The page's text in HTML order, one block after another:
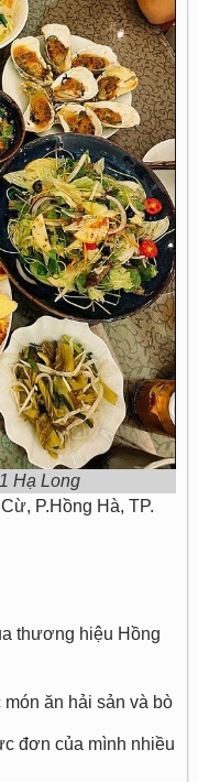
Hạ Long
P.Hồng Hà, TP.
thương hiệu Hồng
ăn hải sản và bò
đơn của mình nhiều